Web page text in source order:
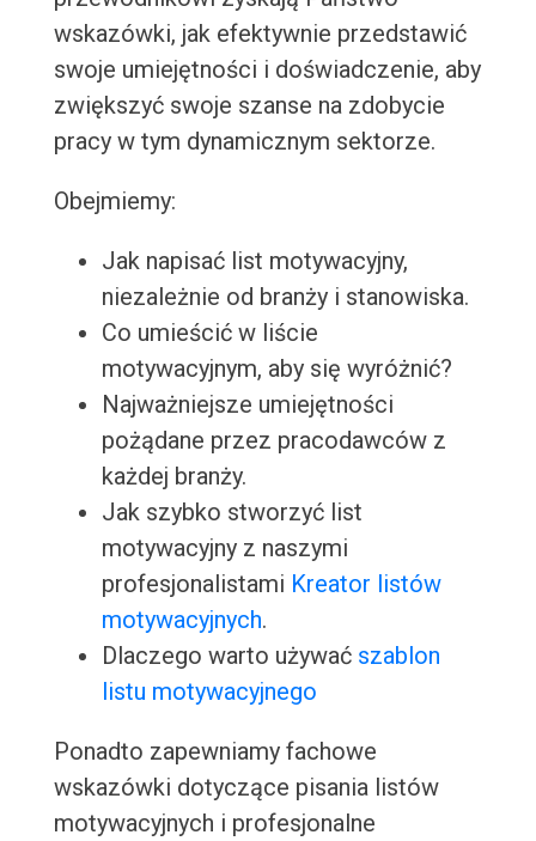
wskazówki, jak efektywnie przedstawić
swoje umiejętności i doświadczenie, aby
zwiększyć swoje szanse na zdobycie
pracy w tym dynamicznym sektorze.
Obejmiemy:
Jak napisać list motywacyjny,
niezależnie od branży i stanowiska.
Co umieścić w liście
motywacyjnym, aby się wyróżnić?
Najważniejsze umiejętności
pożądane przez pracodawców z
każdej branży.
Jak szybko stworzyć list
motywacyjny z naszymi
profesjonalistami Kreator listów
motywacyjnych.
Dlaczego warto używać szablon
listu motywacyjnego
Ponadto zapewniamy fachowe
wskazówki dotyczące pisania listów
motywacyjnych i profesjonalne